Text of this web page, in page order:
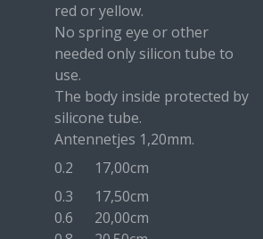
red or yellow.
No spring eye or other
needed only silicon tube to
use.
The body inside protected by
silicone tube.
Antennetjes 1,20mm.
0.2 17,00cm
0.3 17,50cm
0.6 20,00cm